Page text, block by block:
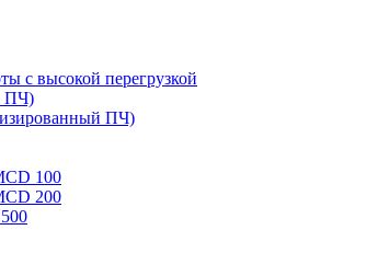
с высокой перегрузкой
ПЧ)
ПЧ)
100
200